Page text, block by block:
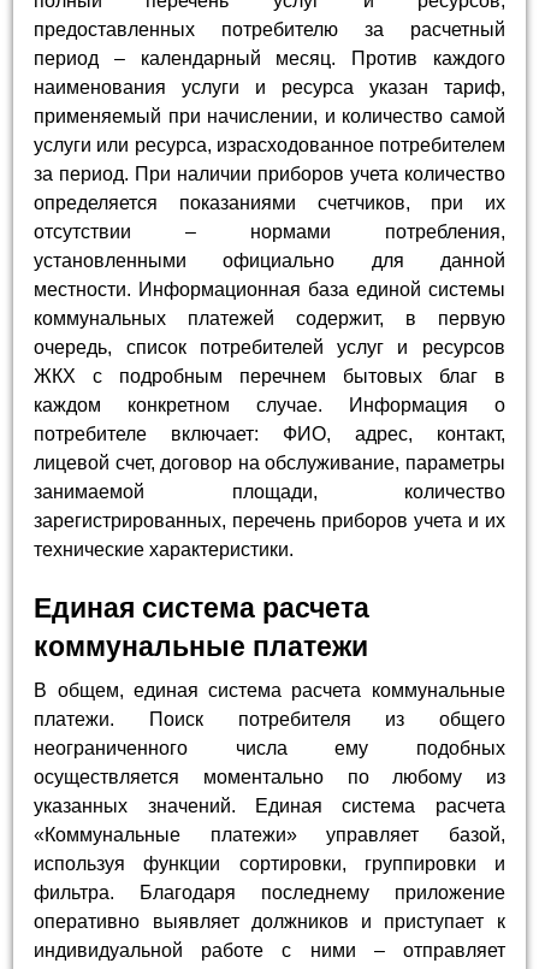
предоставленных потребителю за расчетный
период – календарный месяц. Против каждого
наименования услуги и ресурса указан тариф,
применяемый при начислении, и количество самой
услуги или ресурса, израсходованное потребителем
за период. При наличии приборов учета количество
определяется показаниями счетчиков, при их
отсутствии – нормами потребления,
установленными официально для данной
местности. Информационная база единой системы
коммунальных платежей содержит, в первую
очередь, список потребителей услуг и ресурсов
ЖКХ с подробным перечнем бытовых благ в
каждом конкретном случае. Информация о
потребителе включает: ФИО, адрес, контакт,
лицевой счет, договор на обслуживание, параметры
занимаемой площади, количество
зарегистрированных, перечень приборов учета и их
технические характеристики.
Единая система расчета
коммунальные платежи
В общем, единая система расчета коммунальные
платежи. Поиск потребителя из общего
неограниченного числа ему подобных
осуществляется моментально по любому из
указанных значений. Единая система расчета
«Коммунальные платежи» управляет базой,
используя функции сортировки, группировки и
фильтра. Благодаря последнему приложение
оперативно выявляет должников и приступает к
индивидуальной работе с ними – отправляет